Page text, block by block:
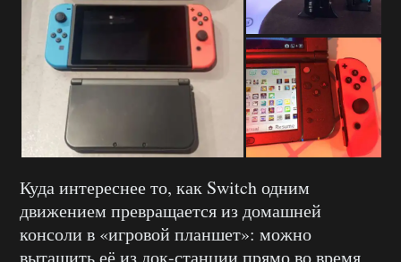
Куда интереснее то, как Switch одним
движением превращается из домашней
консоли в «игровой планшет»: можно
вытащить её из док-станции прямо во время